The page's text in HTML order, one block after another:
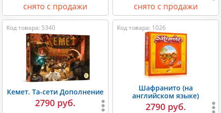
снято с продажи снято с продажи
Код товара: 5340
Кемет. Та-сети Дополнение
2790 руб.
Код товара: 1026
Шафранито (на
английском языке)
2790 руб.